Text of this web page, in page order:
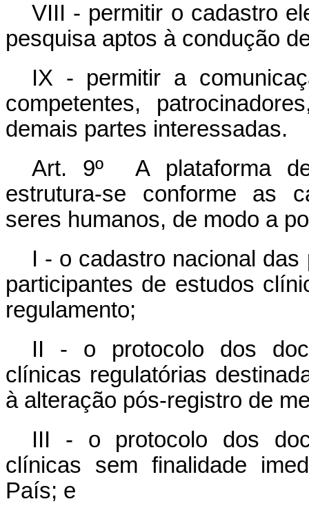
VIII - permitir o cadastro
pesquisa aptos à condução
IX - permitir a
competentes,
demais partes interessadas.
Art. 9º A plataforma
estrutura-se conforme as
seres humanos, de modo a
I - o cadastro nacional
participantes de estudos
regulamento;
II - o protocolo dos
clínicas regulatórias
à alteração pós-registro de
III - o protocolo dos
clínicas sem finalidade
País; e